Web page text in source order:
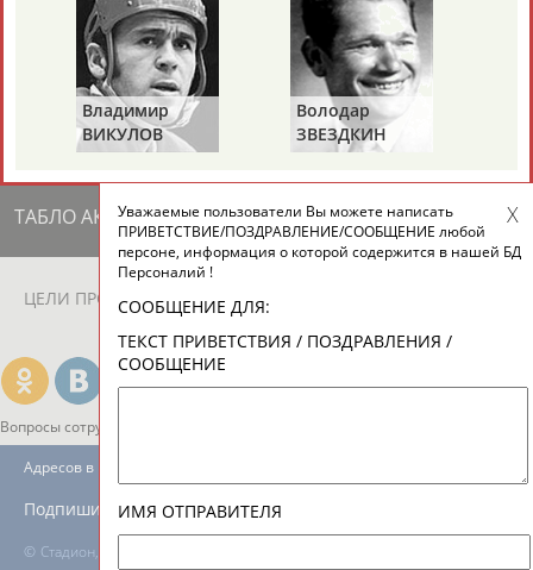
24 персон из 13181
ЕЩЁ ПЕРСОНЫ
ТАБЛО АКТИВНОСТИ
ЦЕЛИ ПРОЕКТА КОНТАКТЫ
Вопросы сотрудничества и совместной деятельности
© Стадион, 1998-2026
Адресов в новостной рассылке: 996
Подпишись
Владимир
ВИКУЛОВ
Володар
ЗВЕЗДКИН
Уважаемые пользователи Вы можете написать
ПРИВЕТСТВИЕ/ПОЗДРАВЛЕНИЕ/СООБЩЕНИЕ любой
персоне, информация о которой содержится в нашей БД
Персоналий !
СООБЩЕНИЕ ДЛЯ:
ТЕКСТ ПРИВЕТСТВИЯ / ПОЗДРАВЛЕНИЯ /
СООБЩЕНИЕ
ИМЯ ОТПРАВИТЕЛЯ